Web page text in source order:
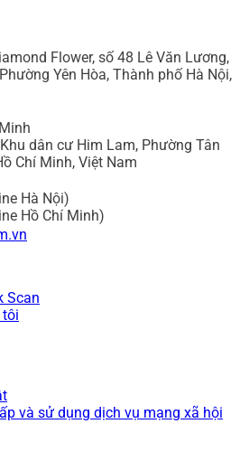
Flower, số 48 Lê Văn Lương,
Yên Hòa, Thành phố Hà Nội,
dân cư Him Lam, Phường Tân
Chí Minh, Việt Nam
Hà Nội)
Hồ Chí Minh)
Scan
và sử dụng dịch vụ mạng xã hội